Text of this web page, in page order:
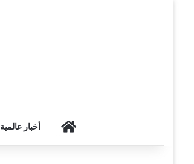
أخبار الكويت
أخبار عالمية